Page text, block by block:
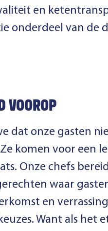
en
onderdeel van de
VOOROP
dat onze gasten
komen voor een
Onze chefs
waar
en
Want als het